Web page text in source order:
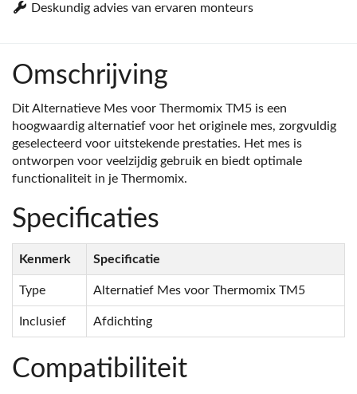
Deskundig advies van ervaren monteurs
Omschrijving
Dit Alternatieve Mes voor Thermomix TM5 is een
hoogwaardig alternatief voor het originele mes, zorgvuldig
geselecteerd voor uitstekende prestaties. Het mes is
ontworpen voor veelzijdig gebruik en biedt optimale
functionaliteit in je Thermomix.
Specificaties
Kenmerk Specificatie
Type Alternatief Mes voor Thermomix TM5
Inclusief Afdichting
Compatibiliteit